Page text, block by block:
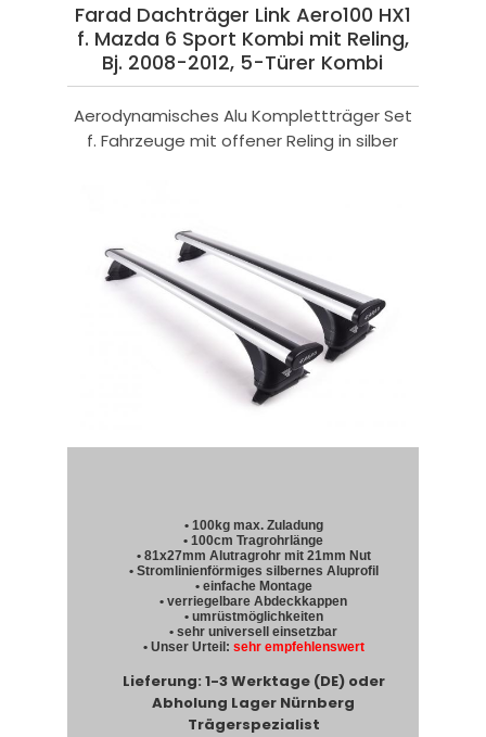
Farad Dachträger Link Aero100 HX1
f. Mazda 6 Sport Kombi mit Reling,
Bj. 2008-2012, 5-Türer Kombi
Aerodynamisches Alu Komplettträger Set
f. Fahrzeuge mit offener Reling in silber
• 100kg max. Zuladung
• 100cm Tragrohrlänge
• 81x27mm Alutragrohr mit 21mm Nut
• Stromlinienförmiges silbernes Aluprofil
• einfache Montage
• verriegelbare Abdeckkappen
• umrüstmöglichkeiten
• sehr universell einsetzbar
• Unser Urteil: sehr empfehlenswert
Lieferung: 1-3 Werktage (DE) oder
Abholung Lager Nürnberg
Trägerspezialist